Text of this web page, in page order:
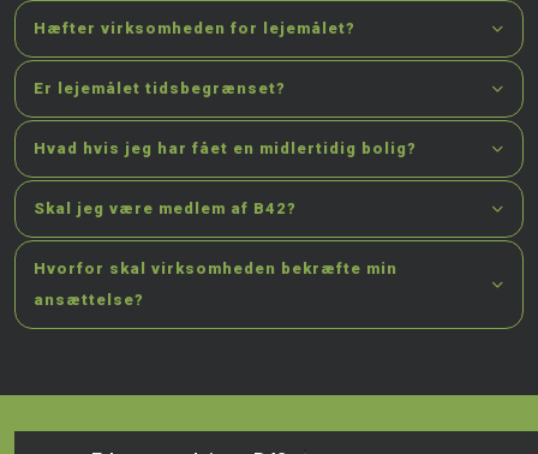
Hæfter virksomheden for lejemålet?
Er lejemålet tidsbegrænset?
Hvad hvis jeg har fået en midlertidig bolig?
Skal jeg være medlem af B42?
Hvorfor skal virksomheden bekræfte min
ansættelse?